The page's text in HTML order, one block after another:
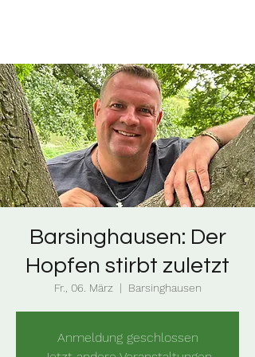
Barsinghausen: Der
Hopfen stirbt zuletzt
Fr., 06. März
  |
Barsinghausen
Anmeldung geschlossen